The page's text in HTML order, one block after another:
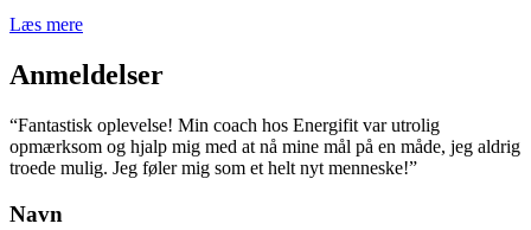
Læs mere
Anmeldelser
“Fantastisk oplevelse! Min coach hos Energifit var utrolig
opmærksom og hjalp mig med at nå mine mål på en måde, jeg aldrig
troede mulig. Jeg føler mig som et helt nyt menneske!”
Navn